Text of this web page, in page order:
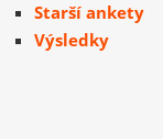
Starší ankety
Výsledky